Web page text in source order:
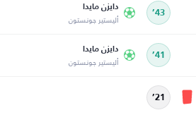
43’
دايزن مايدا
أليستير جونستون
41’
دايزن مايدا
أليستير جونستون
21’